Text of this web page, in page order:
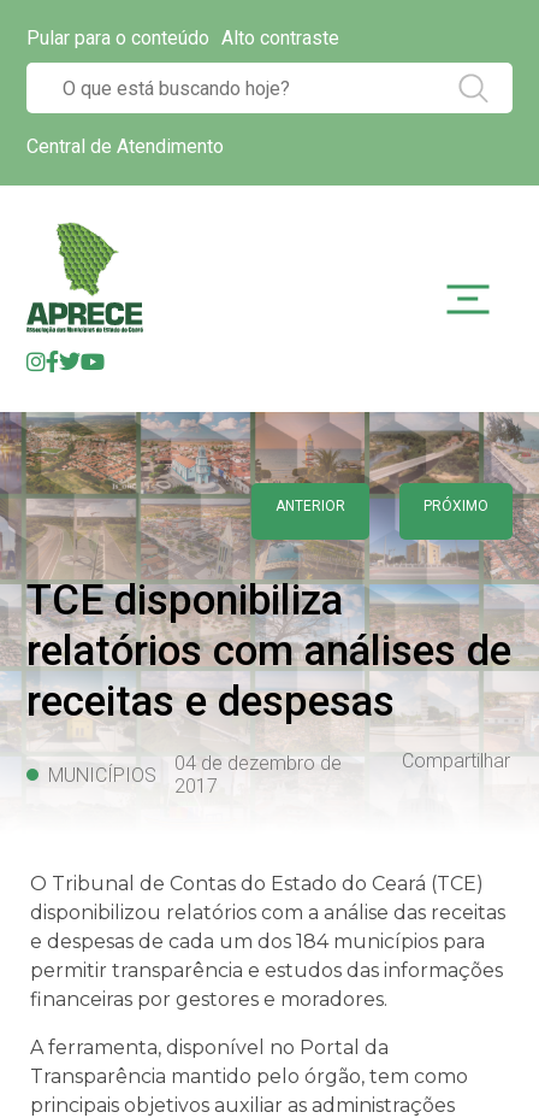
Pular para o conteúdo Alto contraste
Central de Atendimento
ANTERIOR PRÓXIMO
TCE disponibiliza
relatórios com análises de
receitas e despesas
MUNICÍPIOS
04 de dezembro de
2017
Compartilhar
O Tribunal de Contas do Estado do Ceará (TCE)
disponibilizou relatórios com a análise das receitas
e despesas de cada um dos 184 municípios para
permitir transparência e estudos das informações
financeiras por gestores e moradores.
A ferramenta, disponível no Portal da
Transparência mantido pelo órgão, tem como
principais objetivos auxiliar as administrações